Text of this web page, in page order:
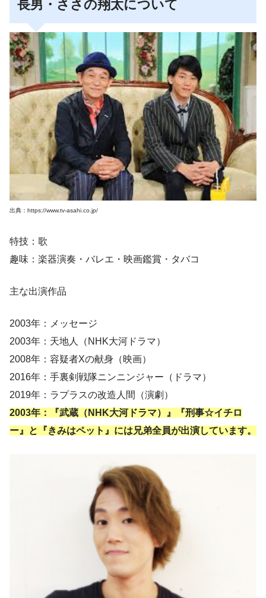
長男・ささの翔太について
出典：https://www.tv-asahi.co.jp/
特技：歌
趣味：楽器演奏・バレエ・映画鑑賞・タバコ
主な出演作品
2003年：メッセージ
2003年：天地人（NHK大河ドラマ）
2008年：容疑者Xの献身（映画）
2016年：手裏剣戦隊ニンニンジャー（ドラマ）
2019年：ラプラスの改造人間（演劇）
2003年：『武蔵（NHK大河ドラマ）』『刑事☆イチロ
ー』と『きみはペット』には兄弟全員が出演しています。